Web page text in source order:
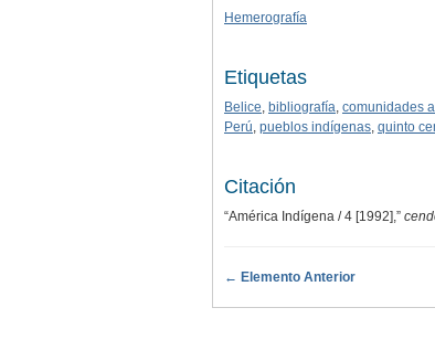
Hemerografía
Etiquetas
Belice bibliografía comunidades
Perú pueblos indígenas quinto
Citación
“América Indígena / 4 [1992],”
← Elemento Anterior